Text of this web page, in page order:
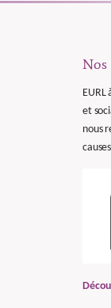
Nos
EURL
et
nous